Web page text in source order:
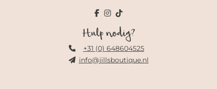
Hulp nodig?
+31 (0) 648604525
info@jillsboutique.nl